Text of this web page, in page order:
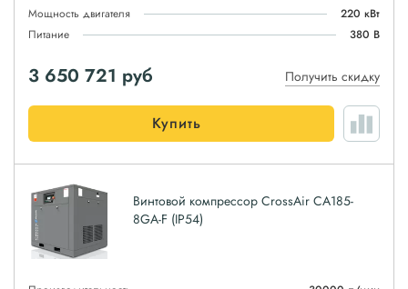
Мощность двигателя
220 кВт
Питание
380 В
3 650 721 руб Получить скидку
Купить
Винтовой компрессор CrossAir CA185-
8GA-F (IP54)